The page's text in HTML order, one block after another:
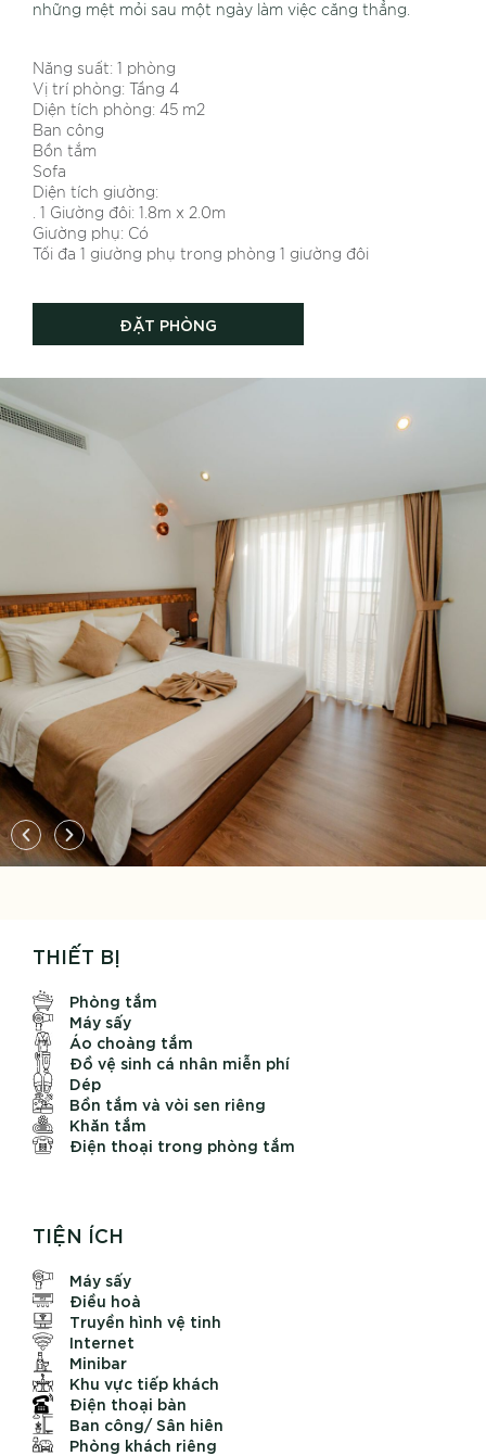
những mệt mỏi sau một ngày làm việc căng thẳng.
Năng suất: 1 phòng
Vị trí phòng: Tầng 4
Diện tích phòng: 45 m2
Ban công
Bồn tắm
Sofa
Diện tích giường:
. 1 Giường đôi: 1.8m x 2.0m
Giường phụ: Có
Tối đa 1 giường phụ trong phòng 1 giường đôi
ĐẶT PHÒNG
THIẾT BỊ
Phòng tắm
Máy sấy
Áo choàng tắm
Đồ vệ sinh cá nhân miễn phí
Dép
Bồn tắm và vòi sen riêng
Khăn tắm
Điện thoại trong phòng tắm
TIỆN ÍCH
Máy sấy
Điều hoà
Truyền hình vệ tinh
Internet
Minibar
Khu vực tiếp khách
Điện thoại bàn
Ban công/ Sân hiên
Phòng khách riêng